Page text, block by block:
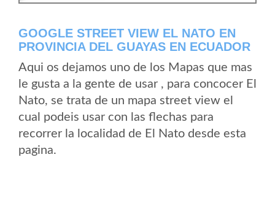
GOOGLE STREET VIEW EL NATO EN
PROVINCIA DEL GUAYAS EN ECUADOR
Aqui os dejamos uno de los Mapas que mas
le gusta a la gente de usar , para concocer El
Nato, se trata de un mapa street view el
cual podeis usar con las flechas para
recorrer la localidad de El Nato desde esta
pagina.